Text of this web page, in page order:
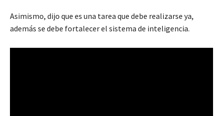
Asimismo, dijo que es una tarea que debe realizarse ya,
además se debe fortalecer el sistema de inteligencia.